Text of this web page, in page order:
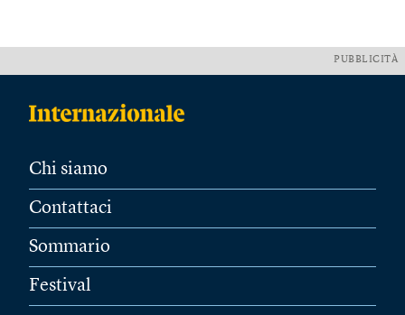
PUBBLICITÀ
Chi siamo
Contattaci
Sommario
Festival